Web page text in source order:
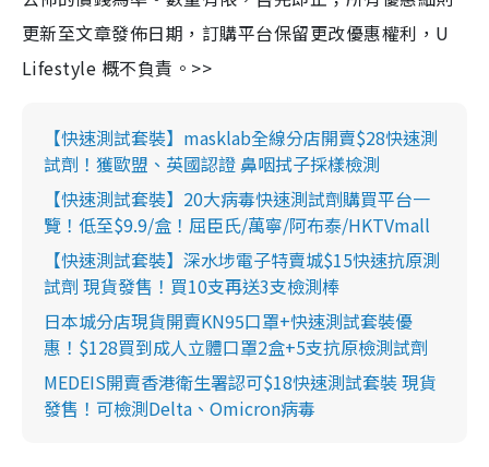
更新至文章發佈日期，訂購平台保留更改優惠權利，U
Lifestyle 概不負責。>>
【快速測試套裝】masklab全線分店開賣$28快速測
試劑！獲歐盟、英國認證 鼻咽拭子採樣檢測
【快速測試套裝】20大病毒快速測試劑購買平台一
覽！低至$9.9/盒！屈臣氏/萬寧/阿布泰/HKTVmall
【快速測試套裝】深水埗電子特賣城$15快速抗原測
試劑 現貨發售！買10支再送3支檢測棒
日本城分店現貨開賣KN95口罩+快速測試套裝優
惠！$128買到成人立體口罩2盒+5支抗原檢測試劑
MEDEIS開賣香港衛生署認可$18快速測試套裝 現貨
發售！可檢測Delta、Omicron病毒